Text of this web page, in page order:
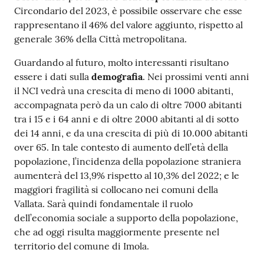
Circondario del 2023, è possibile osservare che esse
rappresentano il 46% del valore aggiunto, rispetto al
generale 36% della Città metropolitana.
Guardando al futuro, molto interessanti risultano
essere i dati sulla demografia. Nei prossimi venti anni
il NCI vedrà una crescita di meno di 1000 abitanti,
accompagnata però da un calo di oltre 7000 abitanti
tra i 15 e i 64 anni e di oltre 2000 abitanti al di sotto
dei 14 anni, e da una crescita di più di 10.000 abitanti
over 65. In tale contesto di aumento dell’età della
popolazione, l’incidenza della popolazione straniera
aumenterà del 13,9% rispetto al 10,3% del 2022; e le
maggiori fragilità si collocano nei comuni della
Vallata. Sarà quindi fondamentale il ruolo
dell’economia sociale a supporto della popolazione,
che ad oggi risulta maggiormente presente nel
territorio del comune di Imola.